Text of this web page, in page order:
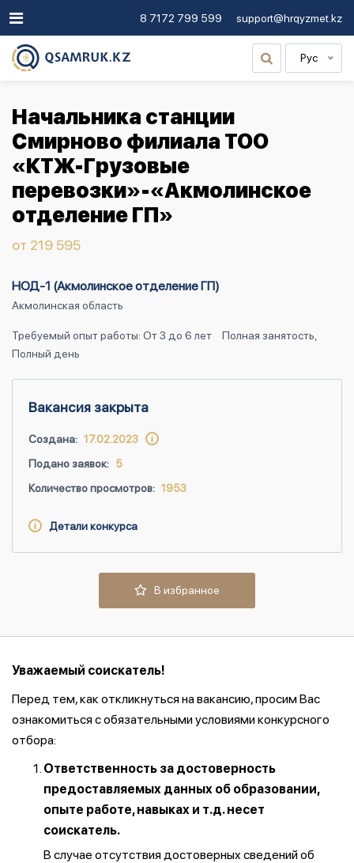
8 7172 799 599 support@hrqyzmet.kz
Рус
Начальника станции
Смирново филиала ТОО
«КТЖ-Грузовые
перевозки»-«Акмолинское
отделение ГП»
от 219 595
НОД-1 (Акмолинское отделение ГП)
Акмолинская область
Требуемый опыт работы: От 3 до 6 лет
Полная занятость,
Полный день
Вакансия закрыта
Создана: 17.02.2023
Подано заявок: 5
Количество просмотров: 1953
Детали конкурса
В избранное
Уважаемый соискатель!
Перед тем, как откликнуться на вакансию, просим Вас
ознакомиться с обязательными условиями конкурсного
отбора:
Ответственность за достоверность
предоставляемых данных об образовании,
опыте работе, навыках и т.д. несет
соискатель.
В случае отсутствия достоверных сведений об